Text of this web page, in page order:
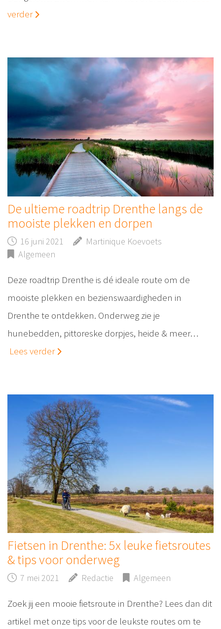
verder
De ultieme roadtrip Drenthe langs de
mooiste plekken en dorpen
16 juni 2021
Martinique Koevoets
Algemeen
Deze roadtrip Drenthe is dé ideale route om de
mooiste plekken en bezienswaardigheden in
Drenthe te ontdekken. Onderweg zie je
hunebedden, pittoreske dorpjes, heide & meer…
Lees verder
Fietsen in Drenthe: 5x leuke fietsroutes
& tips voor onderweg
7 mei 2021 Redactie Algemeen
Zoek jij een mooie fietsroute in Drenthe? Lees dan dit
artikel met onze tips voor de leukste routes om te